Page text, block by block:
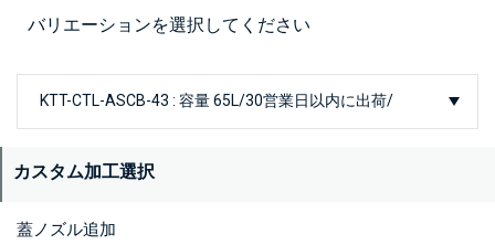
バリエーションを選択してください
カスタム加工選択
蓋ノズル追加